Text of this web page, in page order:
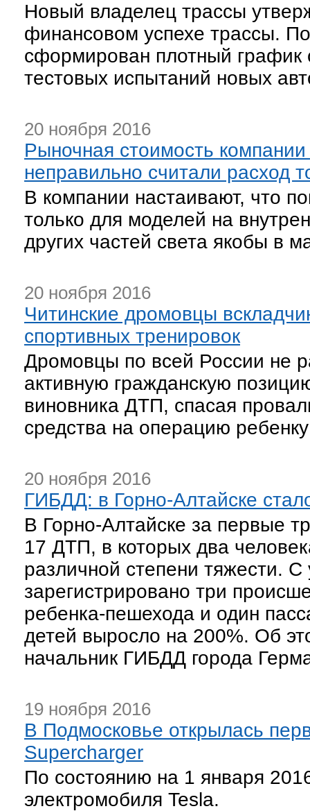
Новый владелец трассы
финансовом успехе трассы.
сформирован плотный график
тестовых испытаний новых
20 ноября 2016
Рыночная стоимость
неправильно считали расход
В компании настаивают, что
только для моделей на
других частей света якобы в
20 ноября 2016
Читинские дромовцы
спортивных тренировок
Дромовцы по всей России не
активную гражданскую
виновника ДТП, спасая
средства на операцию
20 ноября 2016
ГИБДД: в Горно-Алтайске
В Горно-Алтайске за первые
17 ДТП, в которых два
различной степени тяжести.
зарегистрировано три
ребенка-пешехода и один
детей выросло на 200%. Об
начальник ГИБДД города
19 ноября 2016
В Подмосковье открылась
Supercharger
По состоянию на 1 января
электромобиля Tesla.